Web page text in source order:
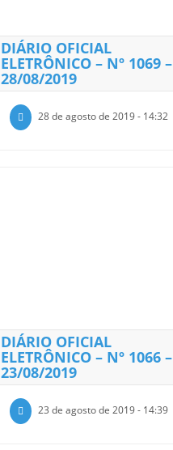
DIÁRIO OFICIAL
ELETRÔNICO – Nº 1069 –
28/08/2019
28 de agosto de 2019 - 14:32
DIÁRIO OFICIAL
ELETRÔNICO – Nº 1066 –
23/08/2019
23 de agosto de 2019 - 14:39